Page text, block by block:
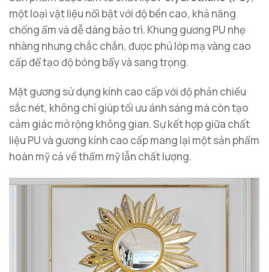
một loại vật liệu nổi bật với độ bền cao, khả năng
chống ẩm và dễ dàng bảo trì. Khung gương PU nhẹ
nhàng nhưng chắc chắn, được phủ lớp mạ vàng cao
cấp để tạo độ bóng bẩy và sang trọng.
Mặt gương sử dụng kính cao cấp với độ phản chiếu
sắc nét, không chỉ giúp tối ưu ánh sáng mà còn tạo
cảm giác mở rộng không gian. Sự kết hợp giữa chất
liệu PU và gương kính cao cấp mang lại một sản phẩm
hoàn mỹ cả về thẩm mỹ lẫn chất lượng.